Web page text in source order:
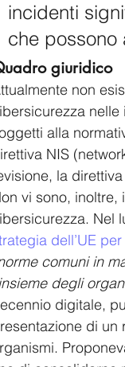
incidenti
che possono
giuridico
non
nelle
alla
NIS
la
vi sono,
Nel
dell’UE
comuni in
degli
digitale,
di un